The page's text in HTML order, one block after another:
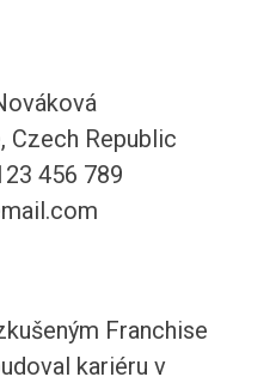
Czech Republic
456 789
Franchise
kariéru v